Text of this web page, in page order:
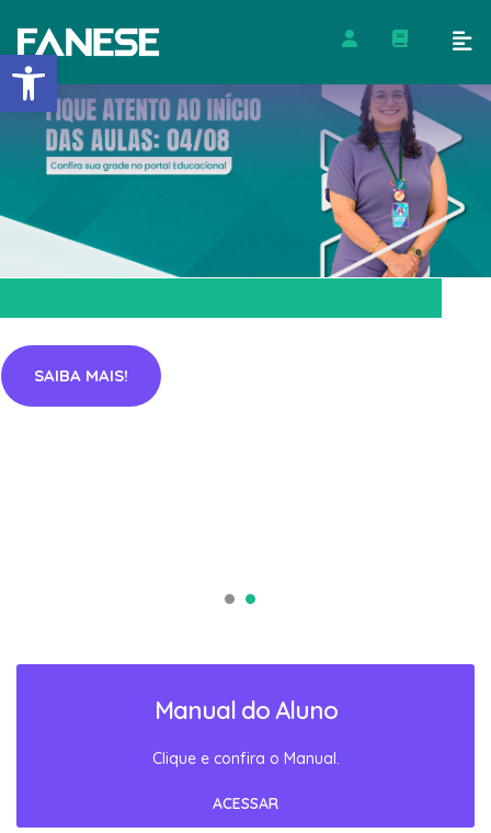
Barra de Ferramentas
SAIBA MAIS!
Manual do Aluno
Clique e confira o Manual.
ACESSAR